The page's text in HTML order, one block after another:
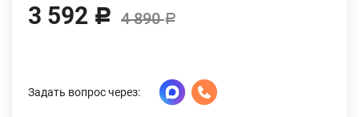
3 592 Р 4 890Р
Задать вопрос через: